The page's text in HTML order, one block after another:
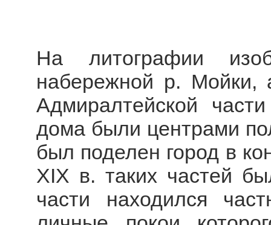
На литографии
набережной р. Мойки,
Адмиралтейской
дома были центрами
был поделен город в
XIX в. таких частей
части находился